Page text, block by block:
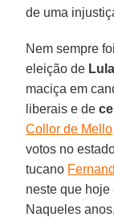
de uma
Nem sempre
eleição de Lula
maciça em
liberais e de
Collor de Mello
votos no
tucano
neste que hoje
Naqueles